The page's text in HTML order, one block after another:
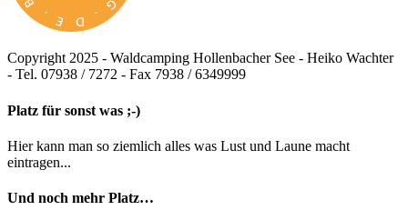
Copyright 2025 - Waldcamping Hollenbacher See - Heiko Wachter
- Tel. 07938 / 7272 - Fax 7938 / 6349999
Toggle
Bar
Area
Platz für sonst was ;-)
Hier kann man so ziemlich alles was Lust und Laune macht
eintragen...
Und noch mehr Platz…